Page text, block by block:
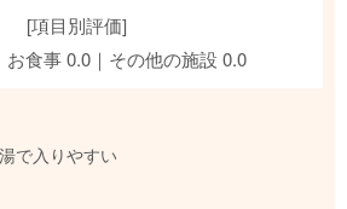
[項目別評価]
お食事 0.0｜その他の施設 0.0
で入りやすい